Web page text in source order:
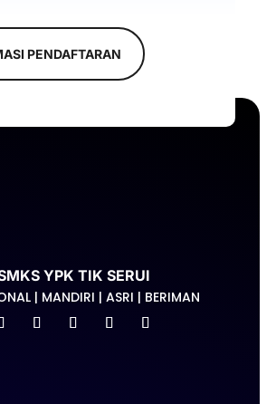
PENDAFTARAN
YPK TIK SERUI
| MANDIRI | ASRI | BERIMAN